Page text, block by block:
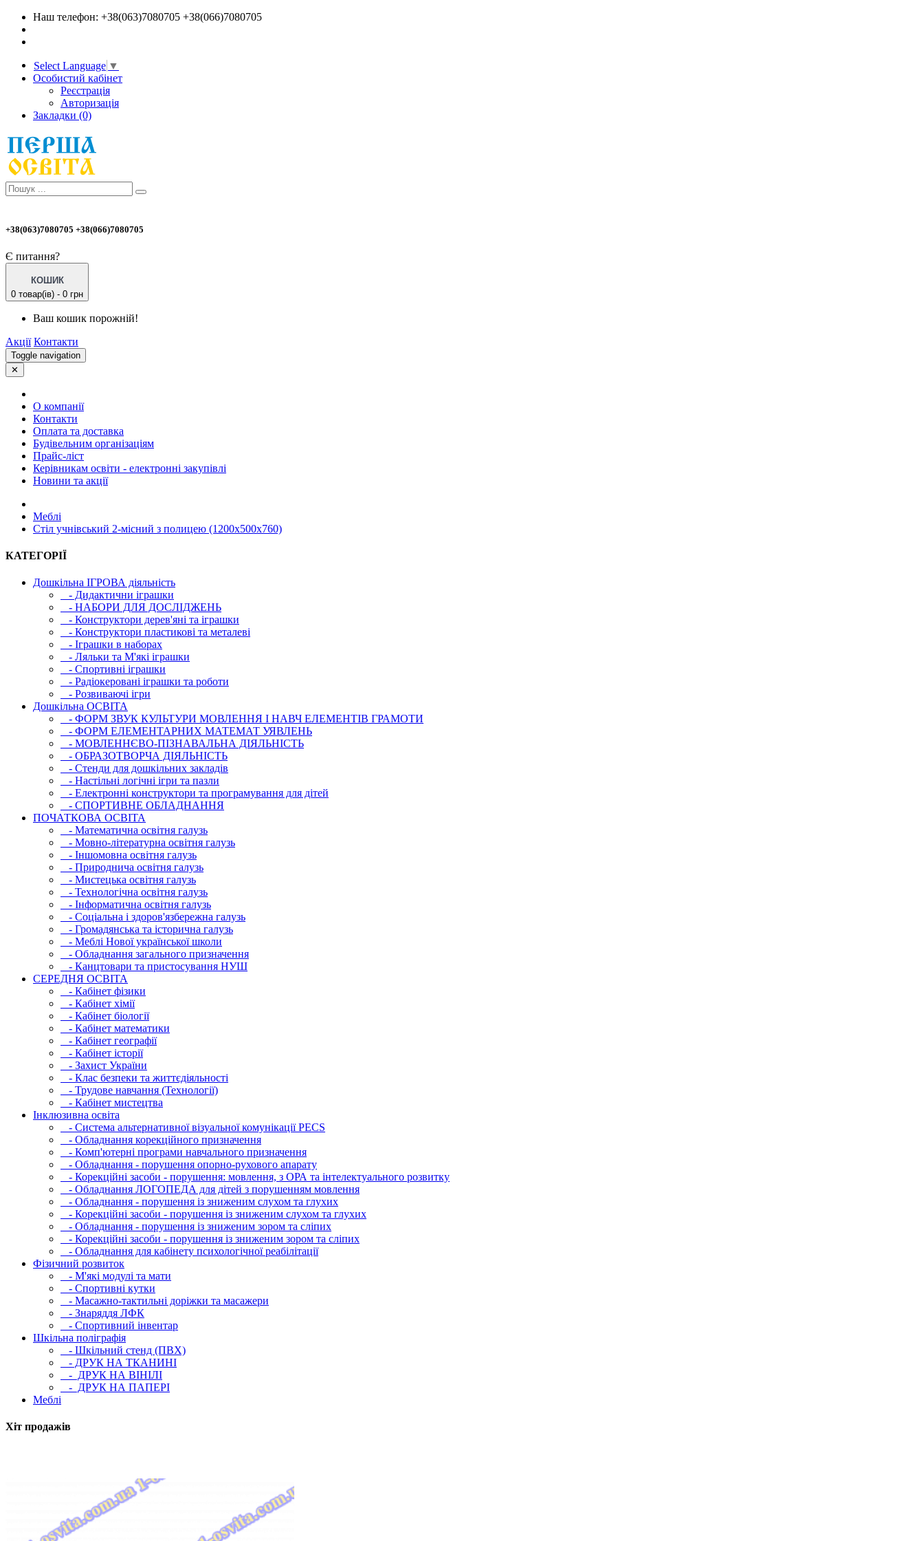
Наш телефон: +38(063)7080705 +38(066)7080705
Select Language ▼
Особистий кабінет
Реєстрація
Авторизація
Закладки (0)
+38(063)7080705 +38(066)7080705
Є питання?
КОШИК
0 товар(ів) - 0 грн
Ваш кошик порожній!
Акції Контакти
Toggle navigation
✕
О компанії
Контакти
Оплата та доставка
Будівельним організаціям
Прайс-ліст
Керівникам освіти - електронні закупівлі
Новини та акції
Меблі
Стіл учнівський 2-місний з полицею (1200х500х760)
КАТЕГОРІЇ
Дошкільна ІГРОВА діяльність
- Дидактични іграшки
- НАБОРИ ДЛЯ ДОСЛІДЖЕНЬ
- Конструктори дерев'яні та іграшки
- Конструктори пластикові та металеві
- Іграшки в наборах
- Ляльки та М'які іграшки
- Спортивні іграшки
- Радіокеровані іграшки та роботи
- Розвиваючі ігри
Дошкільна ОСВIТА
- ФОРМ ЗВУК КУЛЬТУРИ МОВЛЕННЯ І НАВЧ ЕЛЕМЕНТІВ ГРАМОТИ
- ФОРМ ЕЛЕМЕНТАРНИХ МАТЕМАТ УЯВЛЕНЬ
- МОВЛЕННЄВО-ПІЗНАВАЛЬНА ДІЯЛЬНІСТЬ
- ОБРАЗОТВОРЧА ДІЯЛЬНІСТЬ
- Стенди для дошкільних закладів
- Настільні логічні ігри та пазли
- Електронні конструктори та програмування для дітей
- СПОРТИВНЕ ОБЛАДНАННЯ
ПОЧАТКОВА ОСВIТА
- Математична освітня галузь
- Мовно-літературна освітня галузь
- Iншомовна освітня галузь
- Природнича освітня галузь
- Мистецька освітня галузь
- Технологічна освітня галузь
- Інфopматична освітня галузь
- Соціальна і здоров'язбережна галузь
- Громадянська та історична галузь
- Меблі Нової української школи
- Обладнання загального призначення
- Канцтовари та пристосування НУШ
СЕРЕДНЯ ОСВIТА
- Кабінет фізики
- Кабінет хімії
- Кабінет біології
- Кабінет математики
- Кабінет географії
- Кабінет історії
- Захист України
- Клас безпеки та життєдіяльності
- Трудове навчання (Технології)
- Кабінет мистецтва
Інклюзивна освіта
- Система альтернативної візуальної комунікації PECS
- Обладнання корекційного призначення
- Комп'ютерні програми навчального призначення
- Обладнання - порушення опорно-рухового апарату
- Корекційні засоби - порушення: мовлення, з ОРА та інтелектуального розвитку
- Обладнання ЛОГОПЕДА для дітей з порушенням мовлення
- Обладнання - порушення із зниженим слухом та глухих
- Корекційні засоби - порушення із зниженим слухом та глухих
- Обладнання - порушення із зниженим зором та сліпих
- Корекційні засоби - порушення із зниженим зором та сліпих
- Обладнання для кабінету психологічної реабілітації
Фізичний розвиток
- М'які модулi та мати
- Спортивні кутки
- Масажно-тактильні доріжки та масажери
- Знаряддя ЛФК
- Спортивний інвентар
Шкільна поліграфія
- Шкільний стенд (ПВХ)
- ДРУК НА ТКАНИНІ
- ДРУК НА ВІНІЛІ
- ДРУК НА ПАПЕРІ
Меблі
Хіт продажів